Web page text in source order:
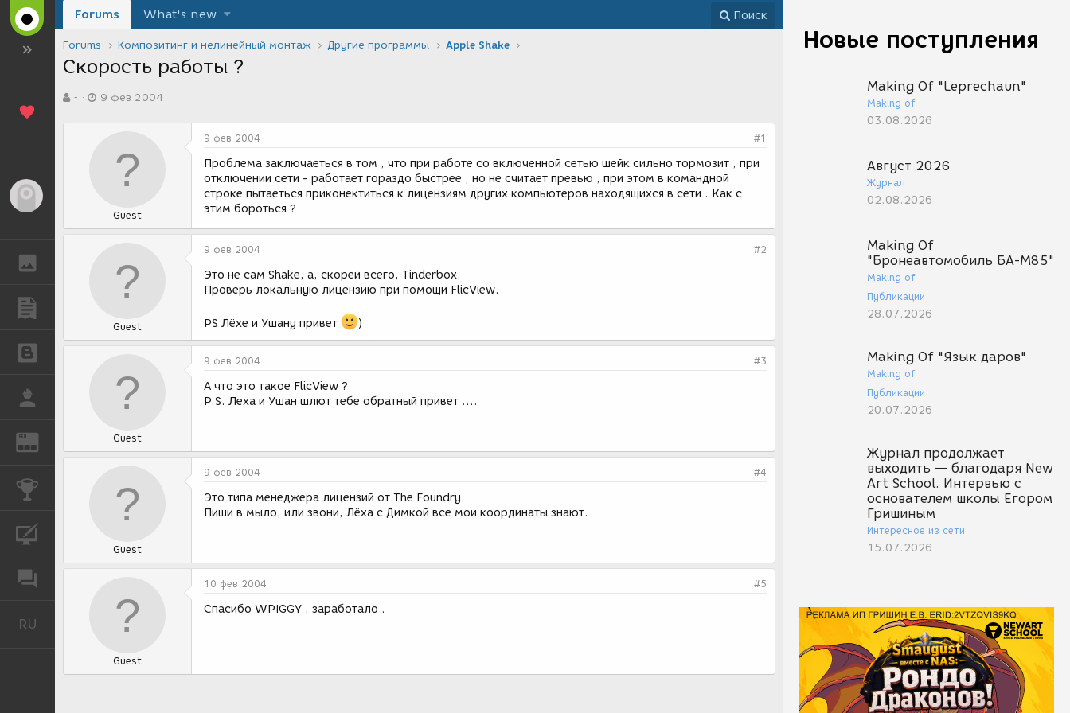
REN
КОНКУРСЫ
RU
Новые поступления
Making Of "Leprechaun"
Making of
03.08.2026
Август 2026
Журнал
02.08.2026
Making Of
"Бронеавтомобиль БА-М85"
Making of
Публикации
28.07.2026
Making Of "Язык даров"
Making of
Публикации
20.07.2026
Журнал продолжает
выходить — благодаря New
Art School. Интервью с
основателем школы Егором
Гришиным
Интересное из сети
15.07.2026
Forums What's new Поиск
Forums Композитинг и нелинейный монтаж Другие программы Apple Shake
Скорость работы ?
в-
а
и
9 фев 2004
Guest
9 фев 2004 #1
Проблема заключаеться в том , что при работе со включенной сетью шейк сильно тормозит , при
отключении сети - работает гораздо быстрее , но не считает превью , при этом в командной
строке пытаеться приконектиться к лицензиям других компьютеров находящихся в сети . Как с
этим бороться ?
Guest
9 фев 2004 #2
Это не сам Shake, а, скорей всего, Tinderbox.
Проверь локальную лицензию при помощи FlicView.
PS Лёхе и Ушану привет )
Guest
9 фев 2004 #3
А что это такое FlicView ?
P.S. Леха и Ушан шлют тебе обратный привет ....
Guest
9 фев 2004 #4
Это типа менеджера лицензий от The Foundry.
Пиши в мыло, или звони, Лёха с Димкой все мои координаты знают.
Guest
10 фев 2004 #5
Спасибо WPIGGY , заработало .